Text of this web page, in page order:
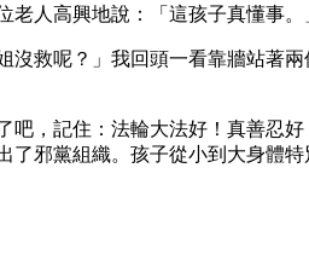
人高興地說：「這孩子真懂事。
救呢？」我回頭一看靠牆站著
，記住：法輪大法好！真善忍
邪黨組織。孩子從小到大身體